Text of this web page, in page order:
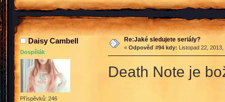
Daisy Cambell
Dospělák
Příspěvků: 246
Re:Jaké sledujete seriály?
« Odpověď #94 kdy: Listopad 22,
Death Note je